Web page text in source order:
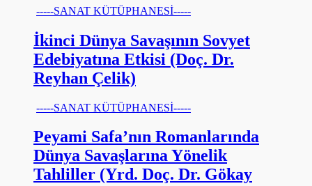
-----SANAT KÜTÜPHANESİ-----
İkinci Dünya Savaşının Sovyet
Edebiyatına Etkisi (Doç. Dr.
Reyhan Çelik)
-----SANAT KÜTÜPHANESİ-----
Peyami Safa’nın Romanlarında
Dünya Savaşlarına Yönelik
Tahliller (Yrd. Doç. Dr. Gökay